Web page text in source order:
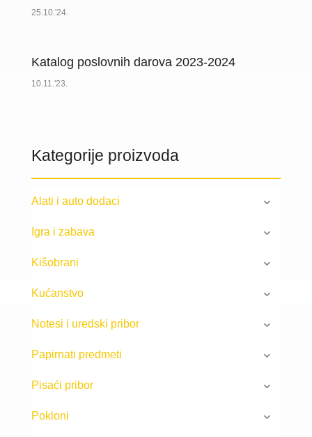
25.10.'24.
Katalog poslovnih darova 2023-2024
10.11.'23.
Kategorije proizvoda
Alati i auto dodaci
Igra i zabava
Kišobrani
Kućanstvo
Notesi i uredski pribor
Papirnati predmeti
Pisaći pribor
Pokloni